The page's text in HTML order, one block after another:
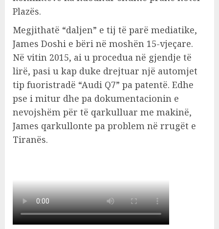
Plazës.
Megjithatë “daljen” e tij të parë mediatike,
James Doshi e bëri në moshën 15-vjeçare.
Në vitin 2015, ai u procedua në gjendje të
lirë, pasi u kap duke drejtuar një automjet
tip fuoristradë “Audi Q7” pa patentë. Edhe
pse i mitur dhe pa dokumentacionin e
nevojshëm për të qarkulluar me makinë,
James qarkullonte pa problem në rrugët e
Tiranës.